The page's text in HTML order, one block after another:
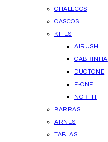
CHALECOS
CASCOS
KITES
AIRUSH
CABRINHA
DUOTONE
F-ONE
NORTH
BARRAS
ARNES
TABLAS